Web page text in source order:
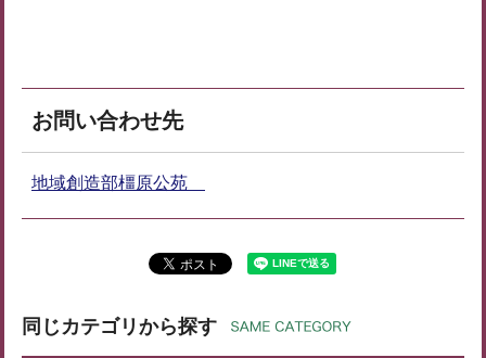
お問い合わせ先
地域創造部橿原公苑
同じカテゴリから探す